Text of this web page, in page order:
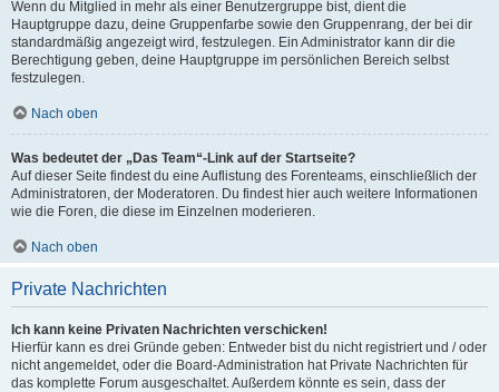
Wenn du Mitglied in mehr als einer Benutzergruppe bist, dient die
Hauptgruppe dazu, deine Gruppenfarbe sowie den Gruppenrang, der bei dir
standardmäßig angezeigt wird, festzulegen. Ein Administrator kann dir die
Berechtigung geben, deine Hauptgruppe im persönlichen Bereich selbst
festzulegen.
Nach oben
Was bedeutet der „Das Team“-Link auf der Startseite?
Auf dieser Seite findest du eine Auflistung des Forenteams, einschließlich der
Administratoren, der Moderatoren. Du findest hier auch weitere Informationen
wie die Foren, die diese im Einzelnen moderieren.
Nach oben
Private Nachrichten
Ich kann keine Privaten Nachrichten verschicken!
Hierfür kann es drei Gründe geben: Entweder bist du nicht registriert und / oder
nicht angemeldet, oder die Board-Administration hat Private Nachrichten für
das komplette Forum ausgeschaltet. Außerdem könnte es sein, dass der